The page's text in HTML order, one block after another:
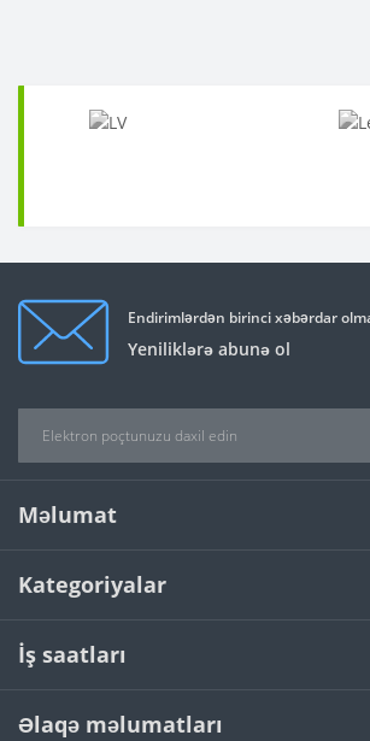
Endirimlərdən birinci xəbərdar
Yeniliklərə abunə ol
Məlumat
Kategoriyalar
İş saatları
Əlaqə məlumatları